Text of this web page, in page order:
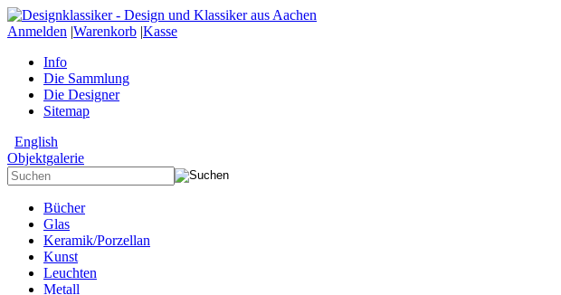
Anmelden |Warenkorb |Kasse
Info
Die Sammlung
Die Designer
Sitemap
English
Objektgalerie
Bücher
Glas
Keramik/Porzellan
Kunst
Leuchten
Metall